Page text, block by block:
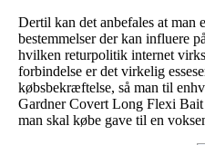
Dertil kan det anbefales at man
bestemmelser der kan influere
hvilken returpolitik internet
forbindelse er det virkelig
købsbekræftelse, så man til
Gardner Covert Long Flexi
man skal købe gave til en